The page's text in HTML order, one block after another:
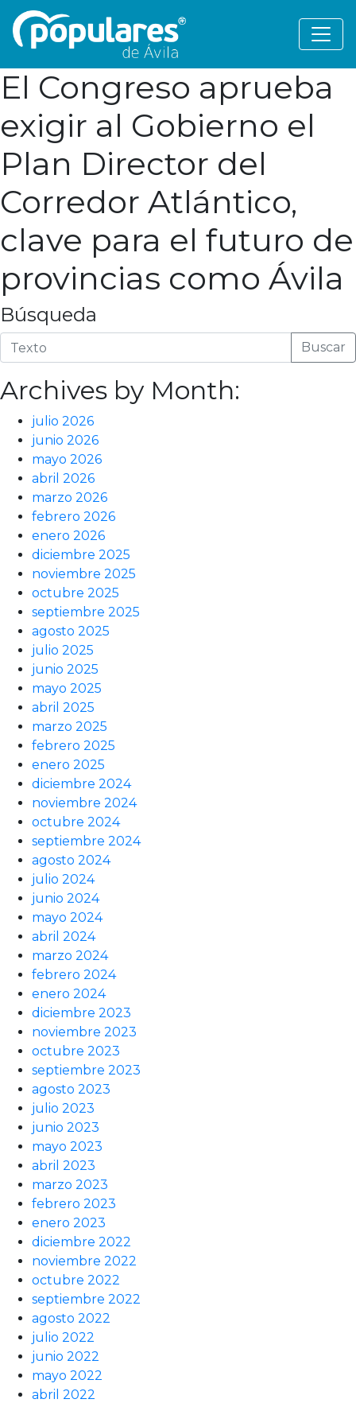
El Congreso aprueba
exigir al Gobierno el
Plan Director del
Corredor Atlántico,
clave para el futuro de
provincias como Ávila
Búsqueda
Buscar
Archives by Month:
julio 2026
junio 2026
mayo 2026
abril 2026
marzo 2026
febrero 2026
enero 2026
diciembre 2025
noviembre 2025
octubre 2025
septiembre 2025
agosto 2025
julio 2025
junio 2025
mayo 2025
abril 2025
marzo 2025
febrero 2025
enero 2025
diciembre 2024
noviembre 2024
octubre 2024
septiembre 2024
agosto 2024
julio 2024
junio 2024
mayo 2024
abril 2024
marzo 2024
febrero 2024
enero 2024
diciembre 2023
noviembre 2023
octubre 2023
septiembre 2023
agosto 2023
julio 2023
junio 2023
mayo 2023
abril 2023
marzo 2023
febrero 2023
enero 2023
diciembre 2022
noviembre 2022
octubre 2022
septiembre 2022
agosto 2022
julio 2022
junio 2022
mayo 2022
abril 2022